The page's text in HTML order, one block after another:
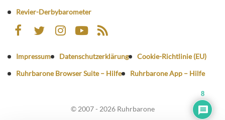
Revier-Derbybarometer
Impressum Datenschutzerklärung
Cookie-Richtlinie (EU)
Ruhrbarone Browser Suite – Hilfe
Ruhrbarone App – Hilfe
© 2007 - 2026 Ruhrbarone
8